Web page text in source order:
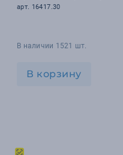
арт. 16417.30
В наличии 1521 шт.
В корзину